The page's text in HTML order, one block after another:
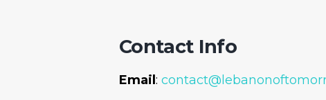
Contact Info
Email: